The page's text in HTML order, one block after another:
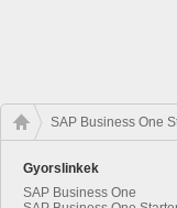
SAP Business One
Gyorslinkek
SAP Business One